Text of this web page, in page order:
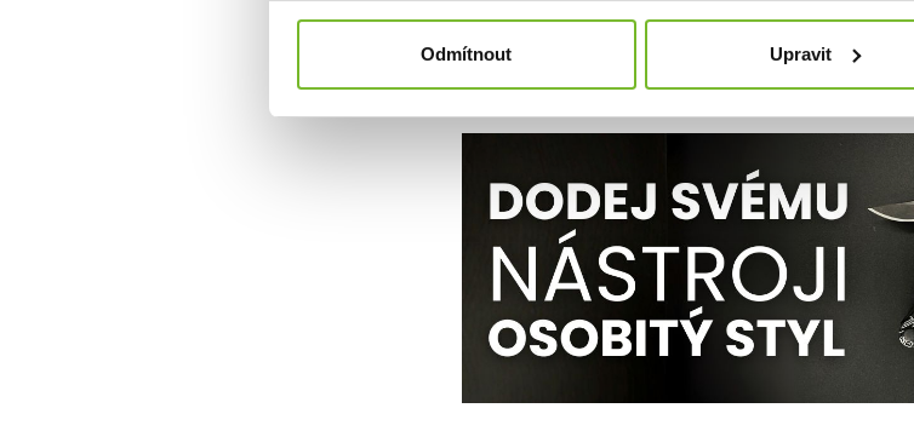
Odmítnout Upravit